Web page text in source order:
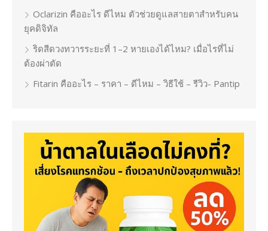
Oclarizin คืออะไร ดีไหม ตัวช่วยดูแลสายตาสำหรับคน
ยุคดิจิทัล
ริดสีดวงทวารระยะที่ 1–2 หายเองได้ไหม? เมื่อไรที่ไม่
ต้องผ่าตัด
Fitarin คืออะไร – ราคา – ดีไหม – วิธีใช้ – รีวิว- Pantip